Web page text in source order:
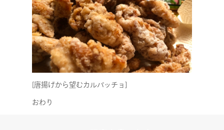
[唐揚げから望むカルパッチョ]
おわり